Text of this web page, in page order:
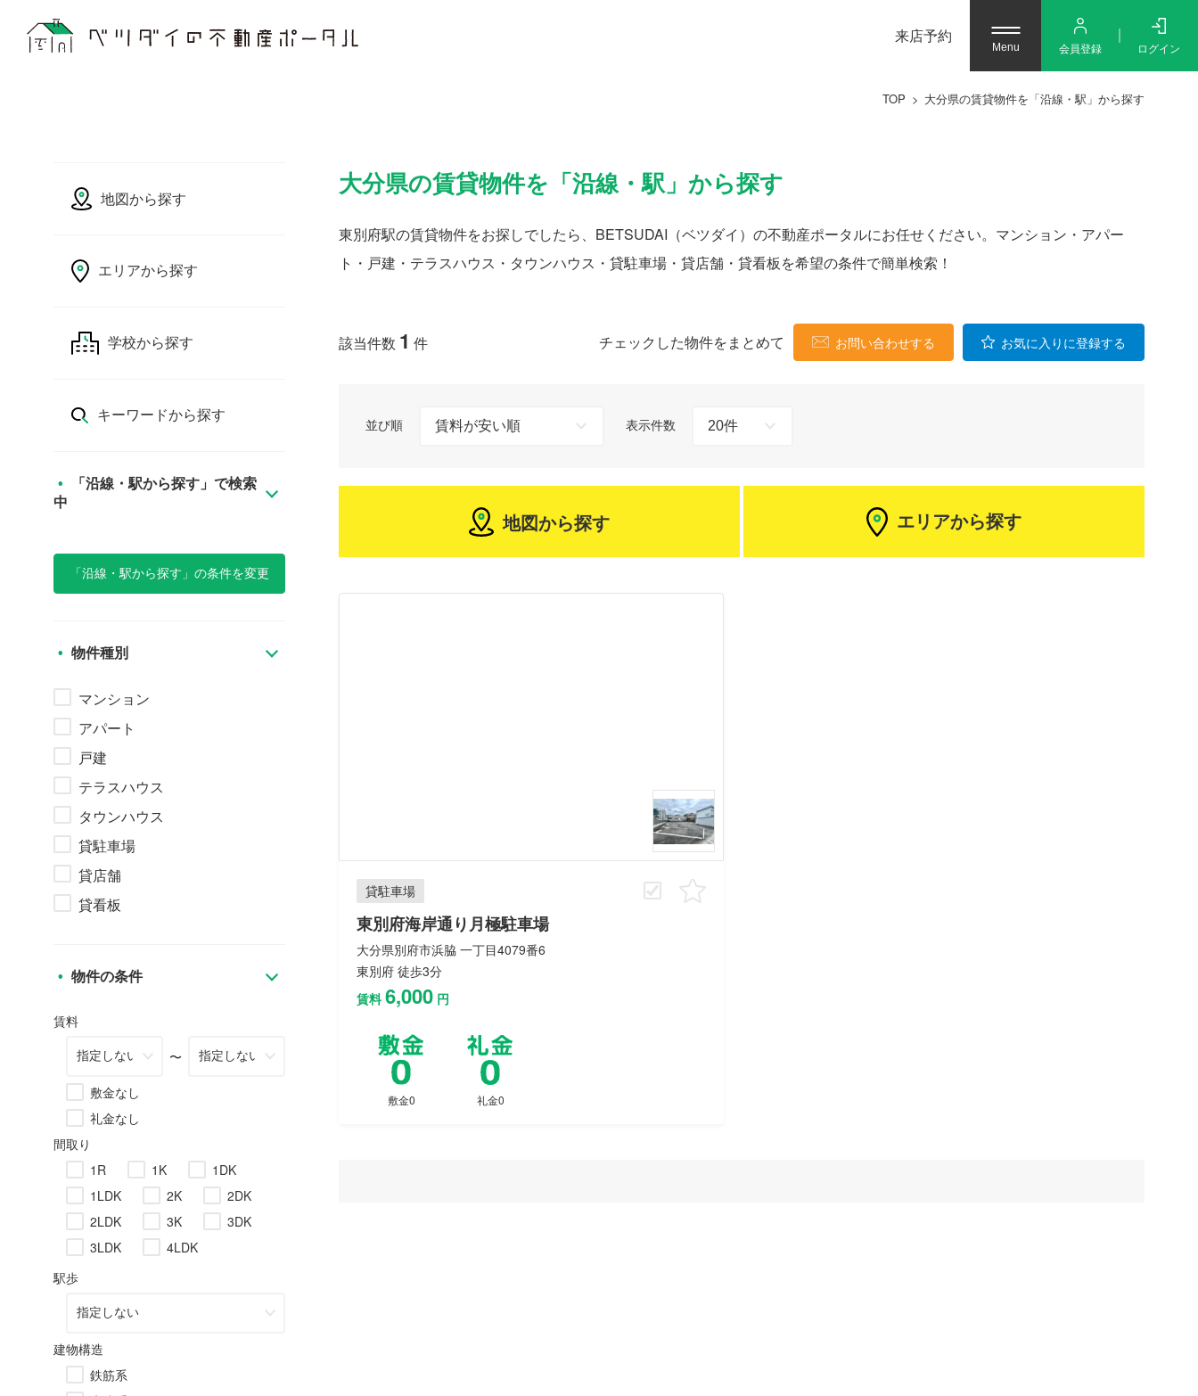
来店予約
Menu 会員登録 ログイン
TOP 大分県の賃貸物件を「沿線・駅」から探す
大分県の賃貸物件を「沿線・駅」から探す
東別府駅の賃貸物件をお探しでしたら、BETSUDAI（ベツダイ）の不動産ポータルにお任せください。マンション・アパー
ト・戸建・テラスハウス・タウンハウス・貸駐車場・貸店舗・貸看板を希望の条件で簡単検索！
該当件数 1 件 チェックした物件をまとめて お問い合わせする お気に入りに登録する
並び順 表示件数
地図から探す エリアから探す
貸駐車場
東別府海岸通り月極駐車場
大分県別府市浜脇 一丁目4079番6
東別府 徒歩3分
賃料6,000 円
敷金0 礼金0
地図から探す
エリアから探す
学校から探す
キーワードから探す
中
「沿線・駅から探す」の条件を変更
物件種別
マンション
アパート
戸建
テラスハウス
タウンハウス
貸駐車場
貸店舗
貸看板
物件の条件
賃料
〜
敷金なし
礼金なし
間取り
1R
1K
1DK
1LDK
2K
2DK
2LDK
3K
3DK
3LDK
4LDK
駅歩
建物構造
鉄筋系